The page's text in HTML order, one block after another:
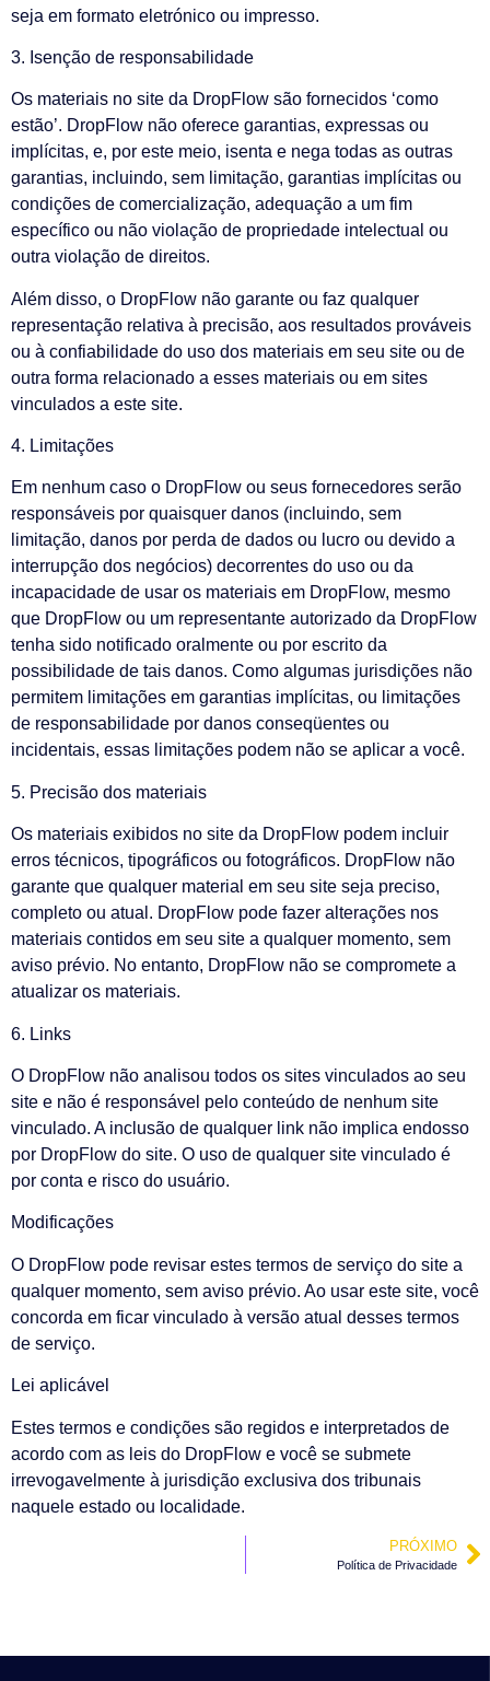
seja em formato eletrónico ou impresso.
3. Isenção de responsabilidade
Os materiais no site da DropFlow são fornecidos ‘como
estão’. DropFlow não oferece garantias, expressas ou
implícitas, e, por este meio, isenta e nega todas as outras
garantias, incluindo, sem limitação, garantias implícitas ou
condições de comercialização, adequação a um fim
específico ou não violação de propriedade intelectual ou
outra violação de direitos.
Além disso, o DropFlow não garante ou faz qualquer
representação relativa à precisão, aos resultados prováveis ​​
ou à confiabilidade do uso dos materiais em seu site ou de
outra forma relacionado a esses materiais ou em sites
vinculados a este site.
4. Limitações
Em nenhum caso o DropFlow ou seus fornecedores serão
responsáveis ​​por quaisquer danos (incluindo, sem
limitação, danos por perda de dados ou lucro ou devido a
interrupção dos negócios) decorrentes do uso ou da
incapacidade de usar os materiais em DropFlow, mesmo
que DropFlow ou um representante autorizado da DropFlow
tenha sido notificado oralmente ou por escrito da
possibilidade de tais danos. Como algumas jurisdições não
permitem limitações em garantias implícitas, ou limitações
de responsabilidade por danos conseqüentes ou
incidentais, essas limitações podem não se aplicar a você.
5. Precisão dos materiais
Os materiais exibidos no site da DropFlow podem incluir
erros técnicos, tipográficos ou fotográficos. DropFlow não
garante que qualquer material em seu site seja preciso,
completo ou atual. DropFlow pode fazer alterações nos
materiais contidos em seu site a qualquer momento, sem
aviso prévio. No entanto, DropFlow não se compromete a
atualizar os materiais.
6. Links
O DropFlow não analisou todos os sites vinculados ao seu
site e não é responsável pelo conteúdo de nenhum site
vinculado. A inclusão de qualquer link não implica endosso
por DropFlow do site. O uso de qualquer site vinculado é
por conta e risco do usuário.
Modificações
O DropFlow pode revisar estes termos de serviço do site a
qualquer momento, sem aviso prévio. Ao usar este site, você
concorda em ficar vinculado à versão atual desses termos
de serviço.
Lei aplicável
Estes termos e condições são regidos e interpretados de
acordo com as leis do DropFlow e você se submete
irrevogavelmente à jurisdição exclusiva dos tribunais
naquele estado ou localidade.
PRÓXIMO
Política de Privacidade